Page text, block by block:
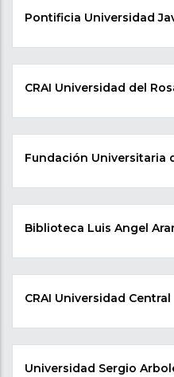
Pontificia Universidad
CRAI Universidad del
Fundación Universitaria
Biblioteca Luis Angel
CRAI Universidad Central
Universidad Sergio